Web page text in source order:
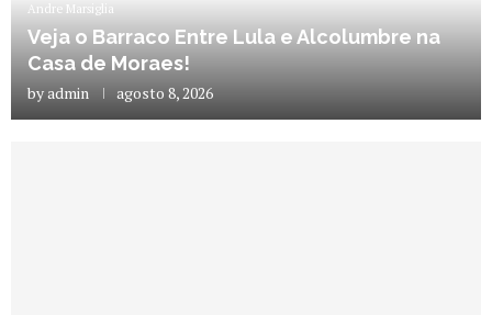
Andre Marsiglia
Veja o Barraco Entre Lula e Alcolumbre na
Casa de Moraes!
byadmin agosto 8, 2026